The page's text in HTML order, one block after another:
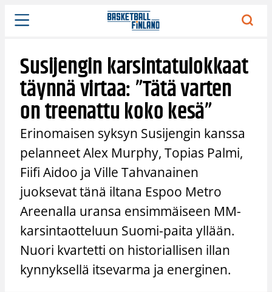
Siirry
sisältöön
Susijengin karsintatulokkaat
täynnä virtaa: ”Tätä varten
on treenattu koko kesä”
Erinomaisen syksyn Susijengin kanssa
pelanneet Alex Murphy, Topias Palmi,
Fiifi Aidoo ja Ville Tahvanainen
juoksevat tänä iltana Espoo Metro
Areenalla uransa ensimmäiseen MM-
karsintaotteluun Suomi-paita yllään.
Nuori kvartetti on historiallisen illan
kynnyksellä itsevarma ja energinen.